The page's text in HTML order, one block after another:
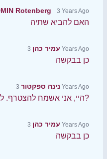
Rotenberg 3 Years Ago
האם להביא שתיה
עמיר כהן 3 Years Ago
כן בבקשה
נינה ספקטור 3 Years Ago
היי, אני אשמח להצטרף. להביא מימיה?
עמיר כהן 3 Years Ago
כן בבקשה